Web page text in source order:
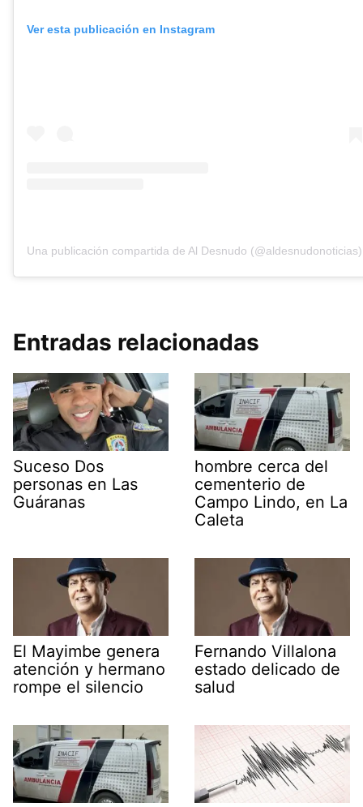
Ver esta publicación en Instagram
Una publicación compartida de Al Desnudo (@aldesnudonoticias)
Entradas relacionadas
Suceso Dos
personas en Las
Guáranas
hombre cerca del
cementerio de
Campo Lindo, en La
Caleta
El Mayimbe genera
atención y hermano
rompe el silencio
Fernando Villalona
estado delicado de
salud